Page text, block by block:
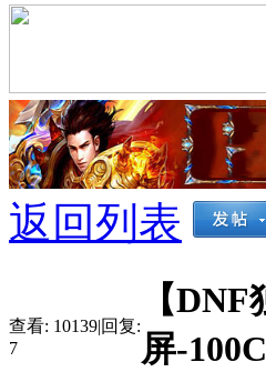
返回列表
查看: 10139|回复:
7
【
屏-